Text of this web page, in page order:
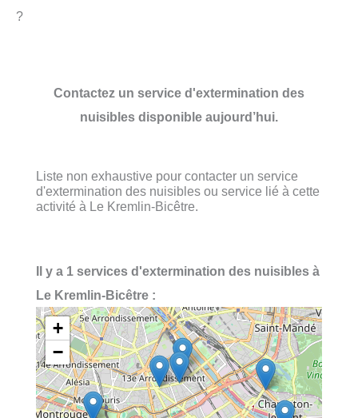
?
Contactez un service d'extermination des
nuisibles disponible aujourd’hui.
Liste non exhaustive pour contacter un service
d'extermination des nuisibles ou service lié à cette
activité à Le Kremlin-Bicêtre.
Il y a 1 services d'extermination des nuisibles à
Le Kremlin-Bicêtre :
+
−